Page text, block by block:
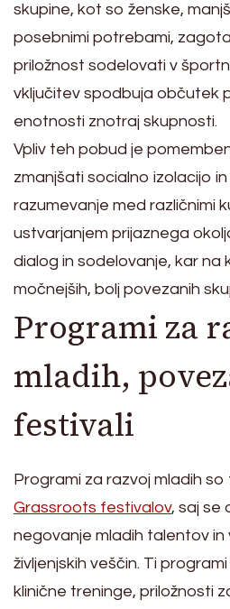
skupine, kot so ženske,
posebnimi potrebami,
priložnost sodelovati v
vključitev spodbuja občutek
enotnosti znotraj skupnosti.
Vpliv teh pobud je
zmanjšati socialno izolacijo
razumevanje med različnimi
ustvarjanjem prijaznega
dialog in sodelovanje, kar na
močnejših, bolj povezanih
Programi za
mladih,
festivali
Programi za razvoj mladih so
Grassroots festivalov, saj se
negovanje mladih talentov
življenjskih veščin. Ti
klinične treninge, priložnosti